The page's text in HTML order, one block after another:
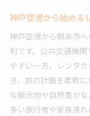
格安で安心
朝来市移動
レンタカー
空港から朝来
直行ルート
神戸空港から始める
神戸空港から朝来市
利です。公共交通機
やすい一方、レンタ
き、旅の計画を柔軟
な観光地や自然豊か
多い旅行者や家族連れ